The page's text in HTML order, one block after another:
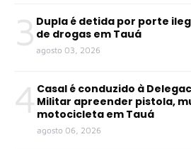
3 Dupla é detida por porte
de drogas em Tauá
agosto 03, 2026
4 Casal é conduzido à
Militar apreender pistola,
motocicleta em Tauá
agosto 06, 2026